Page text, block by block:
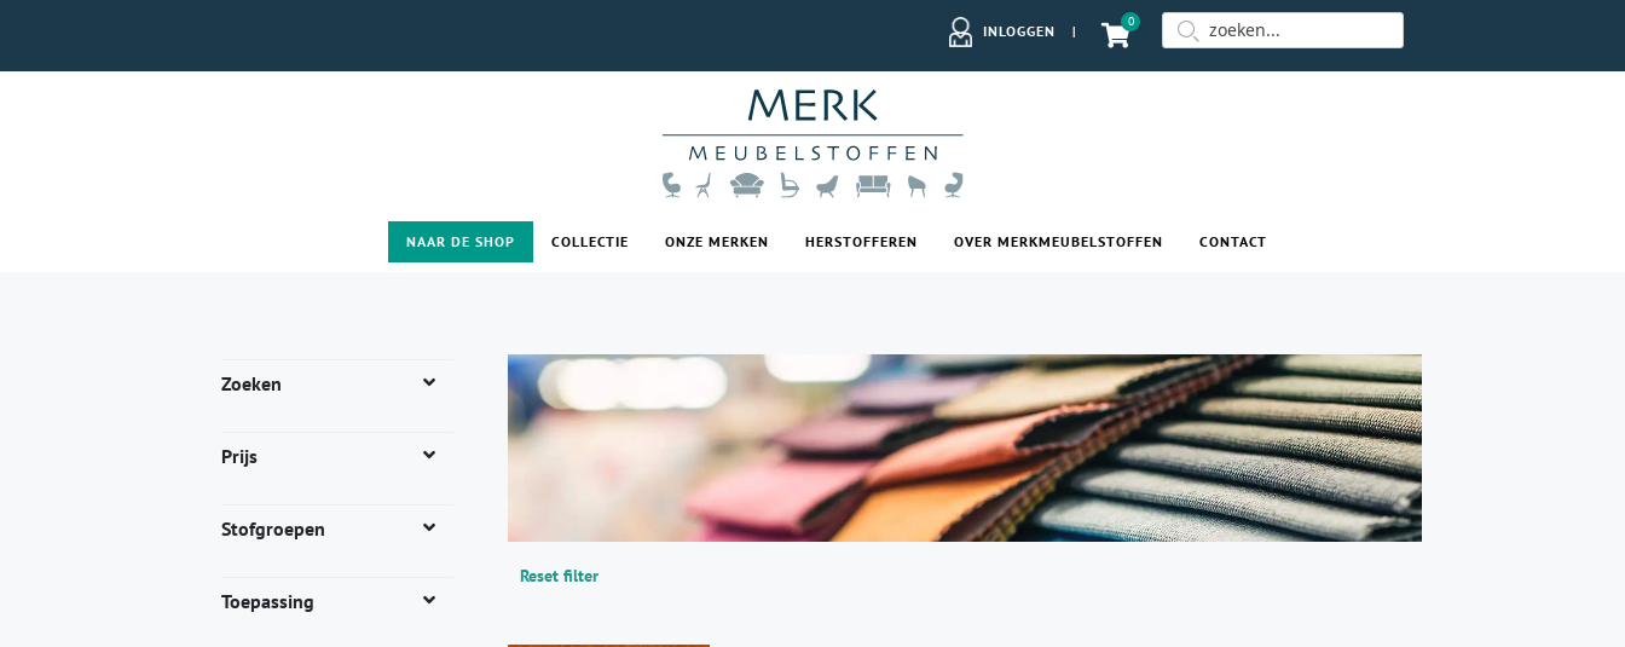
INLOGGEN |
0
NAAR DE SHOP COLLECTIE ONZE MERKEN HERSTOFFEREN OVER MERKMEUBELSTOFFEN CONTACT
Zoeken
Prijs
Stofgroepen
Toepassing
Reset filter